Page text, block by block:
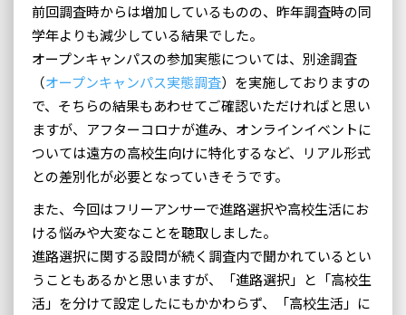
前回調査時からは増加しているものの、昨年調査時の同
学年よりも減少している結果でした。
オープンキャンパスの参加実態については、別途調査
（オープンキャンパス実態調査）を実施しておりますの
で、そちらの結果もあわせてご確認いただければと思い
ますが、アフターコロナが進み、オンラインイベントに
ついては遠方の高校生向けに特化するなど、リアル形式
との差別化が必要となっていきそうです。
また、今回はフリーアンサーで進路選択や高校生活にお
ける悩みや大変なことを聴取しました。
進路選択に関する設問が続く調査内で聞かれているとい
うこともあるかと思いますが、「進路選択」と「高校生
活」を分けて設定したにもかかわらず、「高校生活」に